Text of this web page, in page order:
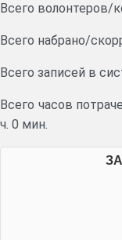
Всего волонтеров/
Всего набрано/
Всего записей в
Всего часов
ч. 0 мин.